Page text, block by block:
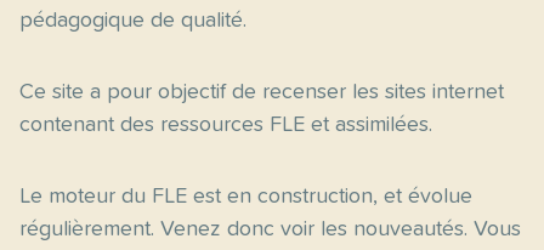
pédagogique de qualité.
Ce site a pour objectif de recenser les sites internet
contenant des ressources FLE et assimilées.
Le moteur du FLE est en construction, et évolue
régulièrement. Venez donc voir les nouveautés. Vous